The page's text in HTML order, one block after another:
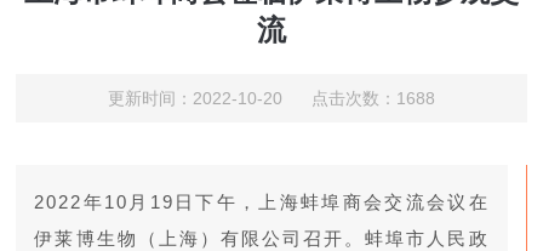
流
更新时间：2022-10-20 点击次数：1688
2022年10月19日下午，上海蚌埠商会交流会议在
伊莱博生物（上海）有限公司召开。蚌埠市人民政